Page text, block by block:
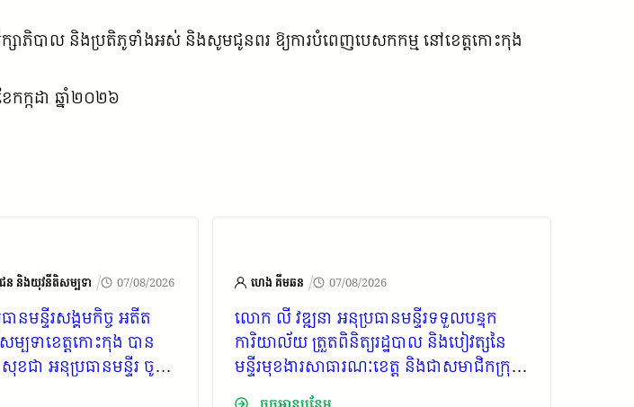
ក្សាភិបាល និងប្រតិភូទាំងអស់ និងសូមជូនពរ ឱ្យការបំពេញបេសកកម្ម នៅខេត្តកោះកុង
កក្កដា ឆ្នាំ២០២៦
ជន និងយុវនីតិសម្បទា / 07/08/2026
នមន្ទីរសង្គមកិច្ច អតីត
បទាខេត្តកោះកុង បាន
ជា អនុប្រធានមន្ទីរ ចូល
លើកទី២៥ របស់ គ.ក.ស.ក.
ហេង គីមឆន / 07/08/2026
លោក លី វឌ្ឍនា អនុប្រធានមន្ទីរទទួលបន្ទុក
ការិយាល័យ ត្រួតពិនិត្យរដ្ឋបាល និងបៀវត្សនៃ
មន្ទីរមុខងារសាធារណៈខេត្ត និងជាសមាជិកក្រុម
ការងាររាជរដ្ឋាភិបាលចុះមូលដ្ឋានស្រុកគិរីសាគរ